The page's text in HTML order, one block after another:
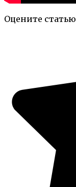
Оцените статью